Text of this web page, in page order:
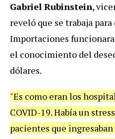
Gabriel Rubinstein,
reveló que se trabaja
Importaciones
el conocimiento del
dólares.
"Es como eran los
COVID-19. Había un
pacientes que